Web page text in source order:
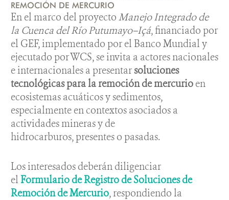
REMOCIÓN DE MERCURIO
En el marco del proyecto Manejo Integrado de
la Cuenca del Río Putumayo–Içá, financiado por
el GEF, implementado por el Banco Mundial y
ejecutado por WCS, se invita a actores nacionales
e internacionales a presentar soluciones
tecnológicas para la remoción de mercurio en
ecosistemas acuáticos y sedimentos,
especialmente en contextos asociados a
actividades mineras y de
hidrocarburos, presentes o pasadas.
Los interesados deberán diligenciar
el Formulario de Registro de Soluciones de
Remoción de Mercurio, respondiendo la